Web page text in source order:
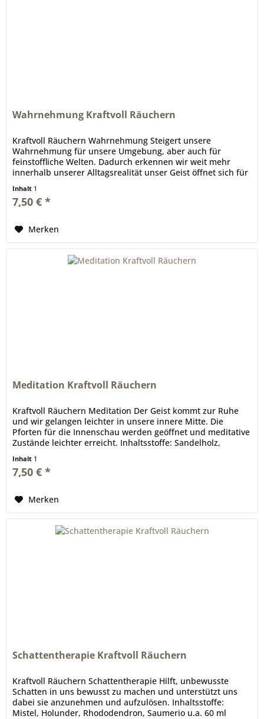
Wahrnehmung Kraftvoll Räuchern
Kraftvoll Räuchern Wahrnehmung Steigert unsere
Wahrnehmung für unsere Umgebung, aber auch für
feinstoffliche Welten. Dadurch erkennen wir weit mehr
innerhalb unserer Alltagsrealität unser Geist öffnet sich für
Inhalt 1
7,50 € *
Merken
Meditation Kraftvoll Räuchern
Kraftvoll Räuchern Meditation Der Geist kommt zur Ruhe
und wir gelangen leichter in unsere innere Mitte. Die
Pforten für die Innenschau werden geöffnet und meditative
Zustände leichter erreicht. Inhaltsstoffe: Sandelholz,
Inhalt 1
7,50 € *
Merken
Schattentherapie Kraftvoll Räuchern
Kraftvoll Räuchern Schattentherapie Hilft, unbewusste
Schatten in uns bewusst zu machen und unterstützt uns
dabei sie anzunehmen und aufzulösen. Inhaltsstoffe:
Mistel, Holunder, Rhododendron, Saumerio u.a. 60 ml